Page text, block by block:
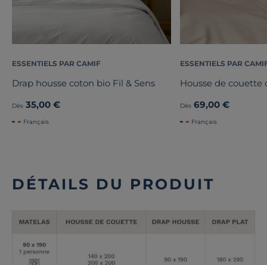
ESSENTIELS PAR CAMIF
Drap housse coton bio Fil & Sens
Dès 35,00 €
Français
ESSENTIELS PAR
Housse de couette
Dès 69,00 €
Français
DÉTAILS DU PRODUIT